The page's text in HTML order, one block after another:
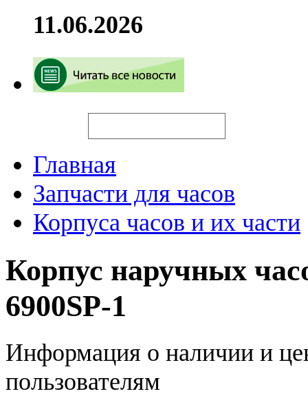
11.06.2026
Главная
Запчасти для часов
Корпуса часов и их части
Корпус наручных
6900SP-1
Информация о наличии и
пользователям